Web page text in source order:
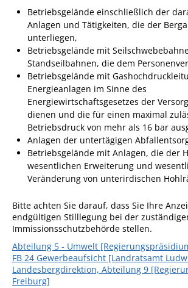
Fachstelle
Aushang- und
Mitarbeitende
Öffentliche
Ortsrecht
Standesamtliche
Trauungen
Karriere
Betriebsgelände einschließlich der
Anlagen und Tätigkeiten, die der
unterliegen,
Betriebsgelände mit
Standseilbahnen, die dem
Betriebsgelände mit
Energieanlagen im Sinne des
Energiewirtschaftsgesetzes der
dienen und die für einen maximal
Betriebsdruck von mehr als 16 bar
Anlagen der untertägigen
Betriebsgelände mit Anlagen, die der
wesentlichen Erweiterung und
Veränderung von unterirdischen
Bitte achten Sie darauf, dass Sie Ihre
endgültigen Stilllegung bei der
Immissionsschutzbehörde stellen.
Abteilung 5 - Umwelt
FB 24 Gewerbeaufsicht [Landratsamt
Landesbergdirektion, Abteilung 9
Freiburg]